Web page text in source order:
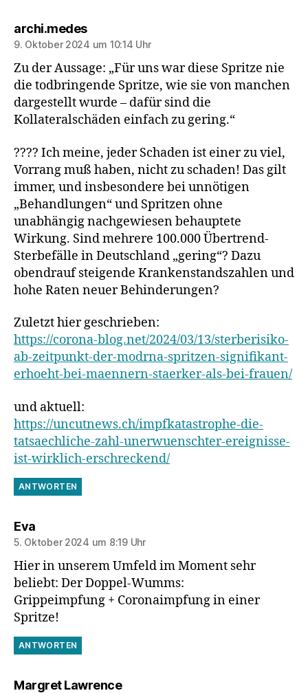
archi.medessagt:
9. Oktober 2024 um 10:14 Uhr
Zu der Aussage: „Für uns war diese Spritze nie
die todbringende Spritze, wie sie von manchen
dargestellt wurde – dafür sind die
Kollateralschäden einfach zu gering.“
???? Ich meine, jeder Schaden ist einer zu viel,
Vorrang muß haben, nicht zu schaden! Das gilt
immer, und insbesondere bei unnötigen
„Behandlungen“ und Spritzen ohne
unabhängig nachgewiesen behauptete
Wirkung. Sind mehrere 100.000 Übertrend-
Sterbefälle in Deutschland „gering“? Dazu
obendrauf steigende Krankenstandszahlen und
hohe Raten neuer Behinderungen?
Zuletzt hier geschrieben:
https://corona-blog.net/2024/03/13/sterberisiko-
ab-zeitpunkt-der-modrna-spritzen-signifikant-
erhoeht-bei-maennern-staerker-als-bei-frauen/
und aktuell:
https://uncutnews.ch/impfkatastrophe-die-
tatsaechliche-zahl-unerwuenschter-ereignisse-
ist-wirklich-erschreckend/
ANTWORTEN
Evasagt:
5. Oktober 2024 um 8:19 Uhr
Hier in unserem Umfeld im Moment sehr
beliebt: Der Doppel-Wumms:
Grippeimpfung + Coronaimpfung in einer
Spritze!
ANTWORTEN
Margret Lawrencesagt: